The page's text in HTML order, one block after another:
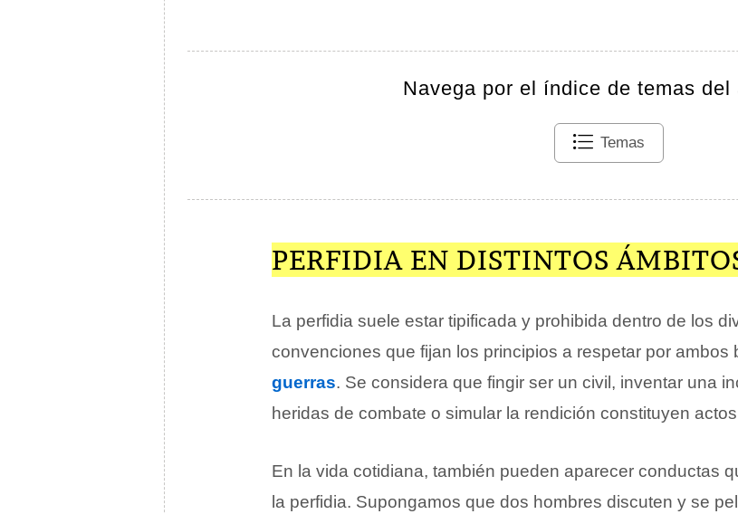
Navega por el índice de temas del
Temas
PERFIDIA EN DISTINTOS
La perfidia suele estar tipificada y prohibida dentro de los
convenciones que fijan los principios a respetar por ambos
guerras. Se considera que fingir ser un civil, inventar una
heridas de combate o simular la rendición constituyen
En la vida cotidiana, también pueden aparecer conductas
la perfidia. Supongamos que dos hombres discuten y se